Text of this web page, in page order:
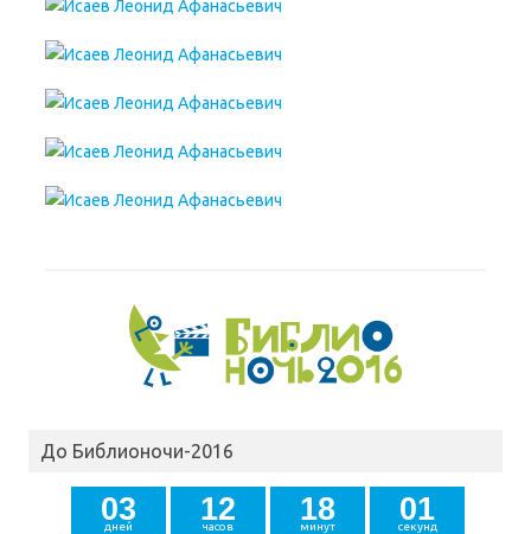
До Библионочи-2016
дней
03 часов
12 минут
18 секунд
00